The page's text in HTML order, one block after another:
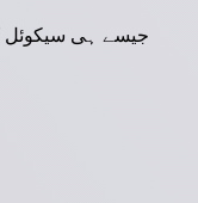
جیسے ہی سیکوئل